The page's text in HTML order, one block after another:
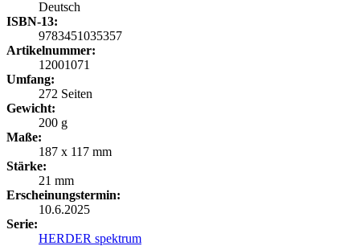
Deutsch
ISBN-13:
9783451035357
Artikelnummer:
12001071
Umfang:
272 Seiten
Gewicht:
200 g
Maße:
187 x 117 mm
Stärke:
21 mm
Erscheinungstermin:
10.6.2025
Serie:
HERDER spektrum